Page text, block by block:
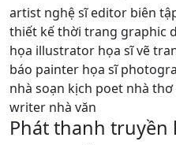
artist nghệ sĩ editor biên
thiết kế thời trang graphic
họa illustrator họa sĩ vẽ
báo painter họa sĩ
nhà soạn kịch poet nhà
writer nhà văn
Phát thanh truyền